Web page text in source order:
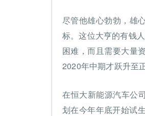
尽管他雄心勃勃，雄
标。这位大亨的有钱
困难，而且需要大量
2020年中期才跃升至正
在恒大新能源汽车公
划在今年年底开始试